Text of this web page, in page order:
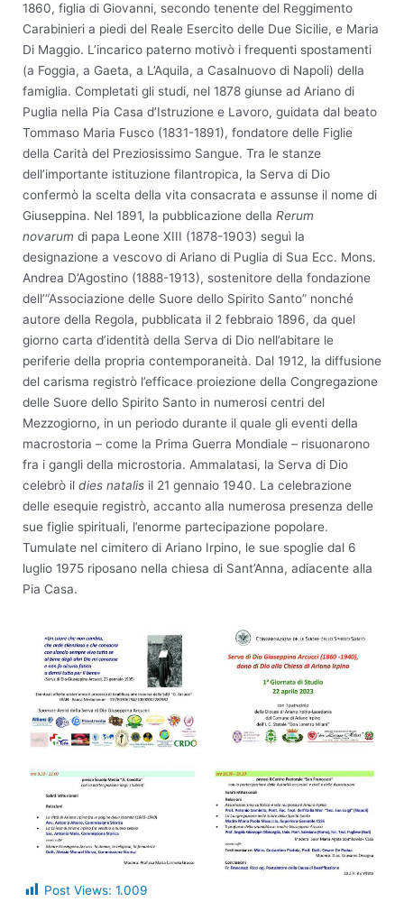
1860, figlia di Giovanni, secondo tenente del Reggimento
Carabinieri a piedi del Reale Esercito delle Due Sicilie, e Maria
Di Maggio. L’incarico paterno motivò i frequenti spostamenti
(a Foggia, a Gaeta, a L’Aquila, a Casalnuovo di Napoli) della
famiglia. Completati gli studi, nel 1878 giunse ad Ariano di
Puglia nella Pia Casa d’Istruzione e Lavoro, guidata dal beato
Tommaso Maria Fusco (1831-1891), fondatore delle Figlie
della Carità del Preziosissimo Sangue. Tra le stanze
dell’importante istituzione filantropica, la Serva di Dio
confermò la scelta della vita consacrata e assunse il nome di
Giuseppina. Nel 1891, la pubblicazione della Rerum
novarum di papa Leone XIII (1878-1903) seguì la
designazione a vescovo di Ariano di Puglia di Sua Ecc. Mons.
Andrea D’Agostino (1888-1913), sostenitore della fondazione
dell’“Associazione delle Suore dello Spirito Santo” nonché
autore della Regola, pubblicata il 2 febbraio 1896, da quel
giorno carta d’identità della Serva di Dio nell’abitare le
periferie della propria contemporaneità. Dal 1912, la diffusione
del carisma registrò l’efficace proiezione della Congregazione
delle Suore dello Spirito Santo in numerosi centri del
Mezzogiorno, in un periodo durante il quale gli eventi della
macrostoria – come la Prima Guerra Mondiale – risuonarono
fra i gangli della microstoria. Ammalatasi, la Serva di Dio
celebrò il dies natalis il 21 gennaio 1940. La celebrazione
delle esequie registrò, accanto alla numerosa presenza delle
sue figlie spirituali, l’enorme partecipazione popolare.
Tumulate nel cimitero di Ariano Irpino, le sue spoglie dal 6
luglio 1975 riposano nella chiesa di Sant’Anna, adiacente alla
Pia Casa.
Post Views: 1.009